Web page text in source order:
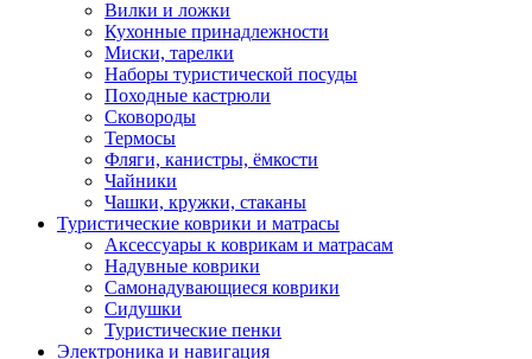
Вилки и ложки
Кухонные принадлежности
Миски, тарелки
Наборы туристической посуды
Походные кастрюли
Сковороды
Термосы
Фляги, канистры, ёмкости
Чайники
Чашки, кружки, стаканы
Туристические коврики и матрасы
Аксессуары к коврикам и матрасам
Надувные коврики
Самонадувающиеся коврики
Сидушки
Туристические пенки
Электроника и навигация